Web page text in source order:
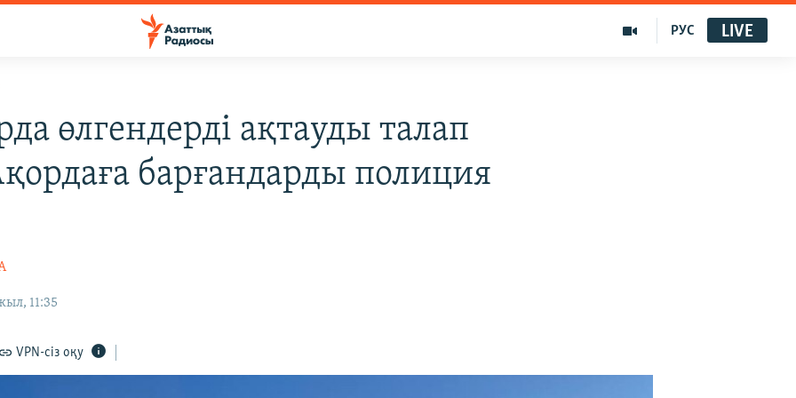
РУС LIVE
өлгендерді ақтауды талап
барғандарды полиция
11:35
VPN-сіз оқу